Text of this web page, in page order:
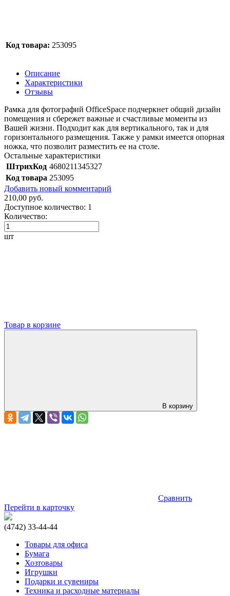
Код товара: 253095
Описание
Характеристики
Отзывы
Рамка для фотографий OfficeSpace подчеркнет общий дизайн
помещения и сбережет важные и счастливые моменты из
Вашей жизни. Подходит как для вертикального, так и для
горизонтального размещения. Также у рамки имеется опорная
ножка, что позволит разместить ее на столе.
Остальные характеристики
ШтрихКод 4680211345327
Код товара 253095
Добавить новый комментарий
210,00 руб.
Доступное количество: 1
Количество:
шт
Товар в корзине
В корзину
Сравнить
Перейти в карточку
(4742) 33-44-44
Товары для офиса
Бумага
Хозтовары
Игрушки
Подарки и сувениры
Техника и расходные материалы